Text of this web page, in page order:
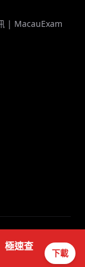
極速查
下載
| MacauExam